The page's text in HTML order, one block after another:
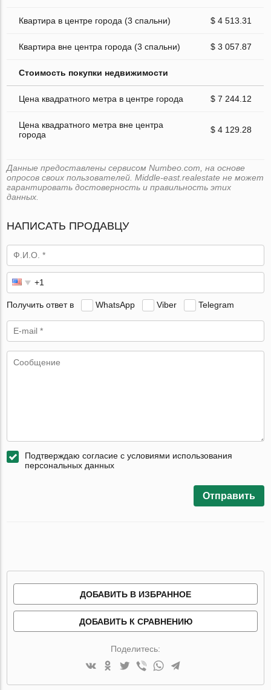
Квартира в центре города (3 спальни) $ 4 513.31
Квартира вне центра города (3 спальни) $ 3 057.87
Стоимость покупки недвижимости
Цена квадратного метра в центре города $ 7 244.12
Цена квадратного метра вне центра
города
$ 4 129.28
Данные предоставлены сервисом Numbeo.com, на основе
опросов своих пользователей. Middle-east.realestate не может
гарантировать достоверность и правильность этих
данных.
НАПИСАТЬ ПРОДАВЦУ
Получить ответ в WhatsApp Viber Telegram
Подтверждаю согласие с условиями использования
персональных данных
Отправить
ДОБАВИТЬ В ИЗБРАННОЕ
ДОБАВИТЬ К СРАВНЕНИЮ
Поделитесь: